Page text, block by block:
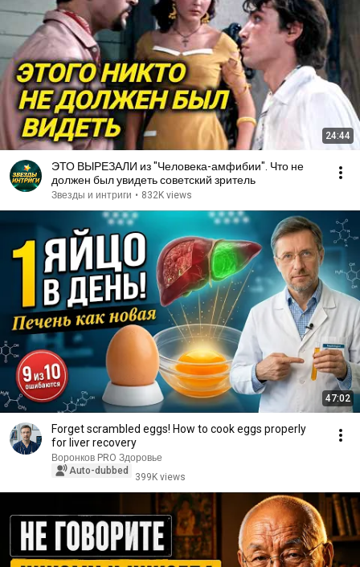
24:44
ЭТО ВЫРЕЗАЛИ из "Человека-амфибии". Что не
должен был увидеть советский зритель
Звезды и интриги • 832K views
47:02
Forget scrambled eggs! How to cook eggs properly
for liver recovery
Воронков PRO Здоровье
Auto-dubbed
399K views